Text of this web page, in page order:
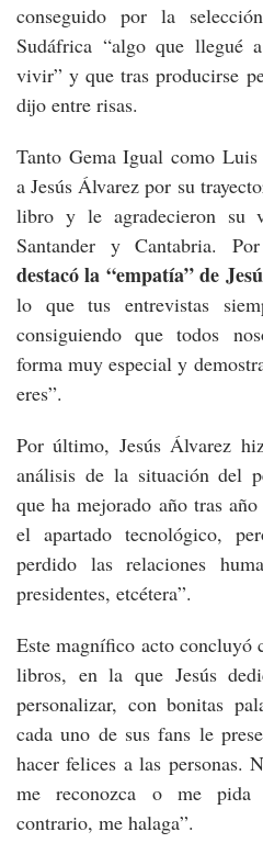
conseguido por la
Sudáfrica “algo que llegué
vivir” y que tras producirse
dijo entre risas.
Tanto Gema Igual como
a Jesús Álvarez por su
libro y le agradecieron su
Santander y Cantabria.
destacó la “empatía” de
lo que tus entrevistas
consiguiendo que todos
forma muy especial y
eres”.
Por último, Jesús Álvarez
análisis de la situación del
que ha mejorado año tras
el apartado tecnológico,
perdido las relaciones
presidentes, etcétera”.
Este magnífico acto concluyó
libros, en la que Jesús
personalizar, con bonitas
cada uno de sus fans le
hacer felices a las personas.
me reconozca o me
contrario, me halaga”.